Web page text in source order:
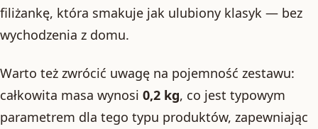
filiżankę, która smakuje jak ulubiony klasyk — bez
wychodzenia z domu.
Warto też zwrócić uwagę na pojemność zestawu:
całkowita masa wynosi 0,2 kg, co jest typowym
parametrem dla tego typu produktów, zapewniając